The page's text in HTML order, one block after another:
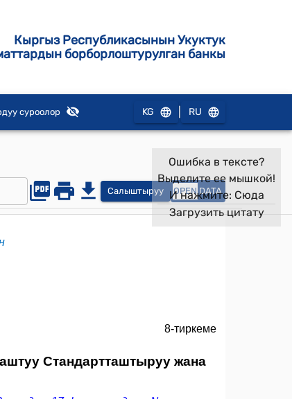
Кыргыз Республикасынын Укуктук
борборлоштурулган банкы
суроолор KG RU
Салыштыруу OPEN DATA
Ошибка в тексте?
Выделите ее мышкой!
И нажмите: Сюда
Загрузить цитату